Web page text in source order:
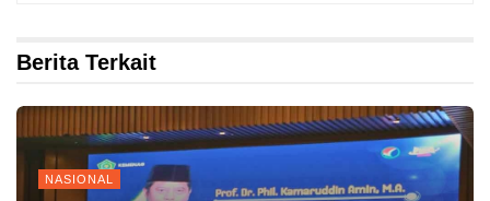
Berita Terkait
NASIONAL